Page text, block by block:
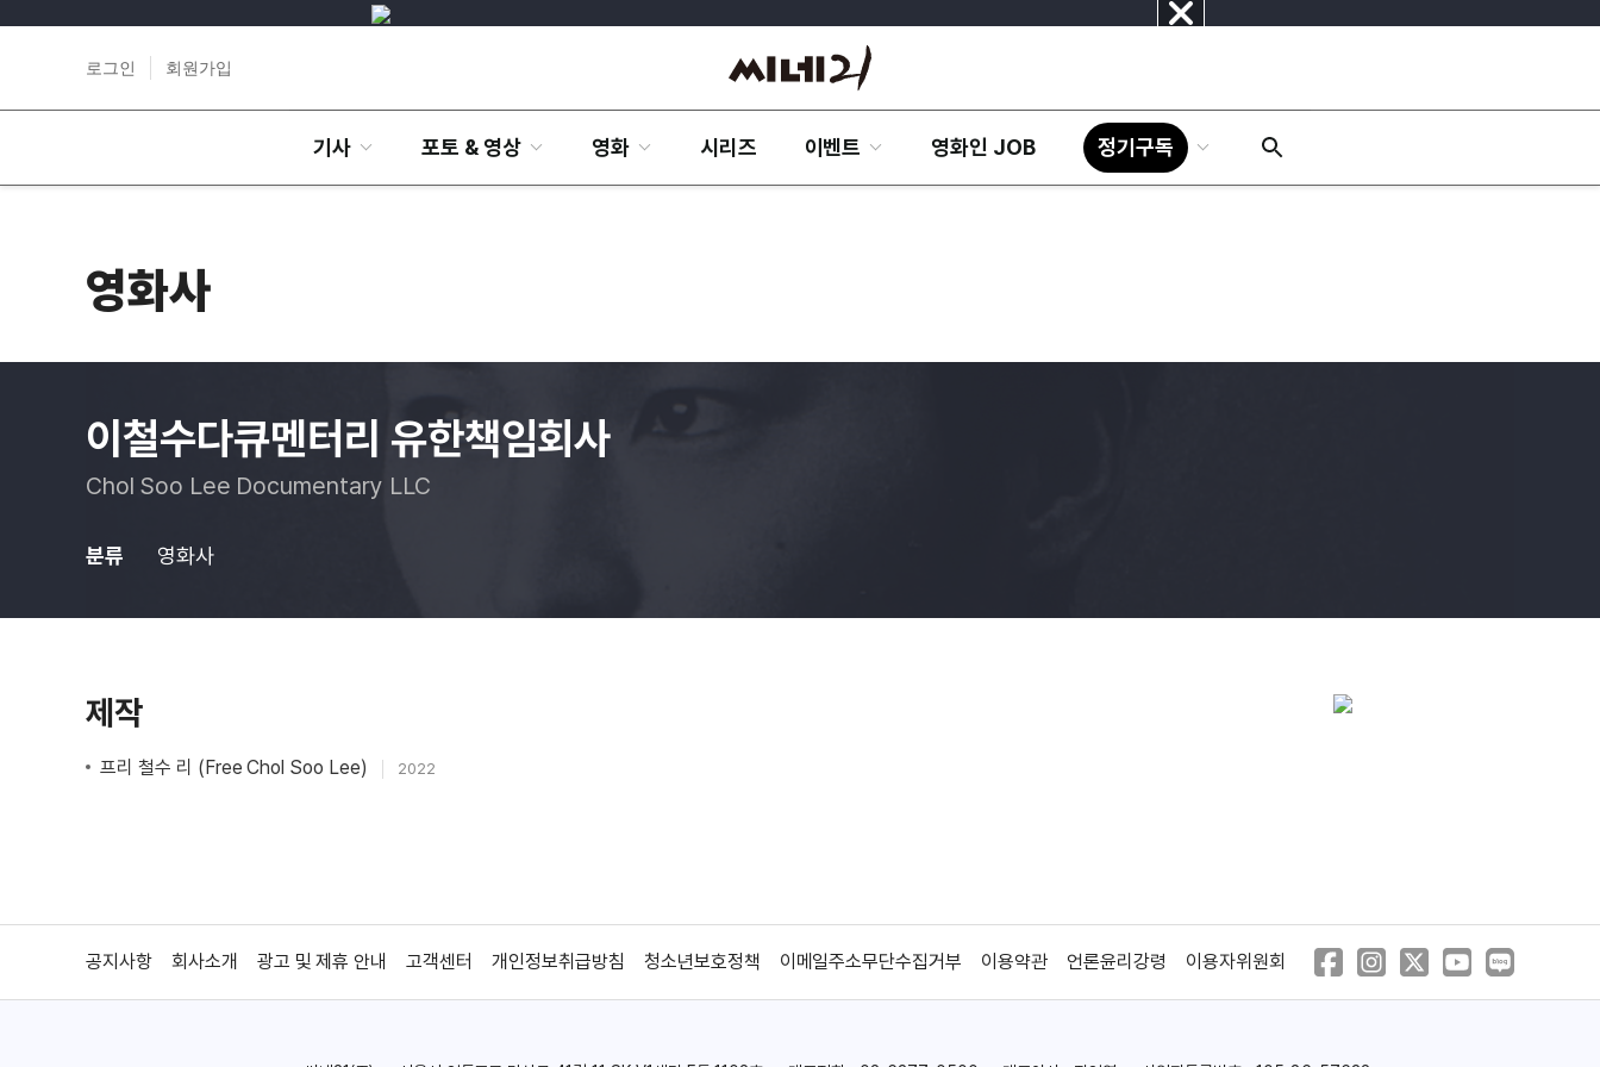
닫
로그인 회원가입
기사 포토 & 영상 영화 시리즈 이벤트 영화인 JOB 정기구독
영화사
이철수다큐멘터리 유한책임회사
Chol Soo Lee Documentary LLC
분류 영화사
제작
프리 철수 리 (Free Chol Soo Lee) 2022
공지사항 회사소개 광고 및 제휴 안내 고객센터 개인정보취급방침 청소년보호정책 이메일주소무단수집거부 이용약관 언론윤리강령 이용자위원회